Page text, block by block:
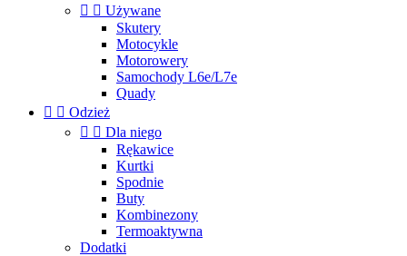
  Używane
Skutery
Motocykle
Motorowery
Samochody L6e/L7e
Quady
  Odzież
  Dla niego
Rękawice
Kurtki
Spodnie
Buty
Kombinezony
Termoaktywna
Dodatki